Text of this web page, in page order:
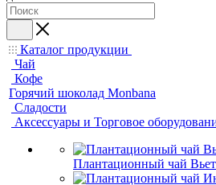
Каталог продукции
Чай
Кофе
Горячий шоколад Monbana
Сладости
Аксессуары и Торговое
Плантационный чай